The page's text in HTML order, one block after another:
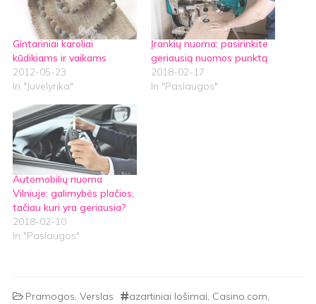
Gintariniai karoliai
kūdikiams ir vaikams
2012-05-23
In "Juvelyrika"
Įrankių nuoma: pasirinkite
geriausią nuomos punktą
2018-02-17
In "Paslaugos"
Automobilių nuoma
Vilniuje: galimybės plačios,
tačiau kuri yra geriausia?
2018-02-10
In "Paslaugos"
Pramogos, Verslas azartiniai lošimai, Casino.com,